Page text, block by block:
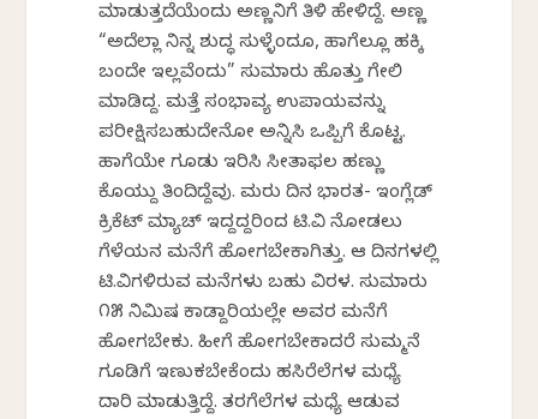
ಮಾಡುತ್ತದೆಯೆಂದು ಅಣ್ಣನಿಗೆ ತಿಳಿ ಹೇಳಿದ್ದೆ. ಅಣ್ಣ
“ಅದೆಲ್ಲಾ ನಿನ್ನ ಶುದ್ಧ ಸುಳ್ಳೆಂದೂ, ಹಾಗೆಲ್ಲೂ ಹಕ್ಕಿ
ಬಂದೇ ಇಲ್ಲವೆಂದು” ಸುಮಾರು ಹೊತ್ತು ಗೇಲಿ
ಮಾಡಿದ್ದ. ಮತ್ತೆ ಸಂಭಾವ್ಯ ಉಪಾಯವನ್ನು
ಪರೀಕ್ಷಿಸಬಹುದೇನೋ ಅನ್ನಿಸಿ ಒಪ್ಪಿಗೆ ಕೊಟ್ಟ.
ಹಾಗೆಯೇ ಗೂಡು ಇರಿಸಿ ಸೀತಾಫಲ ಹಣ್ಣು
ಕೊಯ್ದು ತಿಂದಿದ್ದೆವು. ಮರು ದಿನ ಭಾರತ- ಇಂಗ್ಲೆಡ್
ಕ್ರಿಕೆಟ್ ಮ್ಯಾಚ್ ಇದ್ದದ್ದರಿಂದ ಟಿ.ವಿ ನೋಡಲು
ಗೆಳೆಯನ ಮನೆಗೆ ಹೋಗಬೇಕಾಗಿತ್ತು. ಆ ದಿನಗಳಲ್ಲಿ
ಟಿ.ವಿಗಳಿರುವ ಮನೆಗಳು ಬಹು ವಿರಳ. ಸುಮಾರು
೧೫ ನಿಮಿಷ ಕಾಡ್ದಾರಿಯಲ್ಲೇ ಅವರ ಮನೆಗೆ
ಹೋಗಬೇಕು. ಹೀಗೆ ಹೋಗಬೇಕಾದರೆ ಸುಮ್ಮನೆ
ಗೂಡಿಗೆ ಇಣುಕಬೇಕೆಂದು ಹಸಿರೆಲೆಗಳ ಮಧ್ಯೆ
ದಾರಿ ಮಾಡುತ್ತಿದ್ದೆ. ತರಗೆಲೆಗಳ ಮಧ್ಯೆ ಆಡುವ